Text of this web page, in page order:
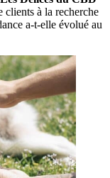
clients à la recherche
a-t-elle évolué au